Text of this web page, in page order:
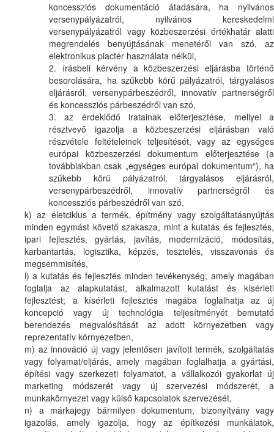
koncessziós dokumentáció átadására, ha nyilvános
versenypályázatról, nyilvános kereskedelmi
versenypályázatról vagy közbeszerzési értékhatár alatti
megrendelés benyújtásának menetéről van szó, az
elektronikus piactér használata nélkül,
2. írásbeli kérvény a közbeszerzési eljárásba történő
besorolására, ha szűkebb körű pályázatról, tárgyalásos
eljárásról, versenypárbeszédről, innovatív partnerségről
és koncessziós párbeszédről van szó,
3. az érdeklődő iratainak előterjesztése, mellyel a
résztvevő igazolja a közbeszerzési eljárásban való
részvétele feltételeinek teljesítését, vagy az egységes
európai közbeszerzési dokumentum előterjesztése (a
továbbiakban csak „egységes európai dokumentum“), ha
szűkebb körű pályázatról, tárgyalásos eljárásról,
versenypárbeszédről, innovatív partnerségről és
koncessziós párbeszédről van szó,
k) az életciklus a termék, építmény vagy szolgáltatásnyújtás
minden egymást követő szakasza, mint a kutatás és fejlesztés,
ipari fejlesztés, gyártás, javítás, modernizáció, módosítás,
karbantartás, logisztika, képzés, tesztelés, visszavonás és
megsemmisítés,
l) a kutatás és fejlesztés minden tevékenység, amely magában
foglalja az alapkutatást, alkalmazott kutatást és kísérleti
fejlesztést; a kísérleti fejlesztés magába foglalhatja az új
koncepció vagy új technológia teljesítményét bemutató
berendezés megvalósítását az adott környezetben vagy
reprezentatív környezetben,
m) az innováció új vagy jelentősen javított termék, szolgáltatás
vagy folyamat/eljárás, amely magában foglalhatja a gyártási,
építési vagy szerkezeti folyamatot, a vállalkozói gyakorlat új
marketing módszerét vagy új szervezési módszerét, a
munkakörnyezet vagy külső kapcsolatok szervezését,
n) a márkajegy bármilyen dokumentum, bizonyítvány vagy
igazolás, amely igazolja, hogy az építkezési munkálatok,